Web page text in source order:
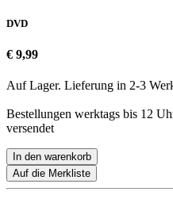
DVD
€ 9,99
Auf Lager. Lieferung in 2-3
Bestellungen werktags bis 12
versendet
In den warenkorb
Auf die Merkliste